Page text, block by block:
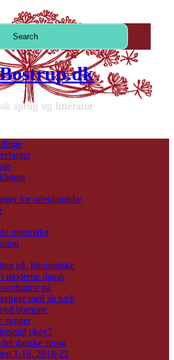
sprog og litteratur
for udenlandske
materialer
på. Idiomatiske
moderne dansk
på
med sit næb
hornene
synger
okay?
danske sprog
1-16, 2018-22